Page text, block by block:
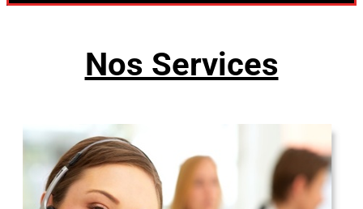
Nos Services